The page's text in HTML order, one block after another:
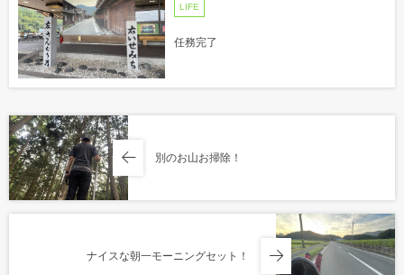
LIFE
任務完了
別のお山お掃除！
ナイスな朝一モーニングセット！